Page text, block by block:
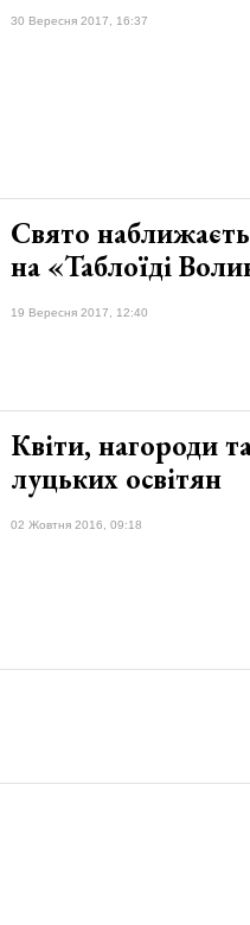
30 Вересня 2017, 16:37
Свято
на «Таблоїді
19 Вересня 2017, 12:40
Квіти, нагороди
луцьких освітян
02 Жовтня 2016, 09:18